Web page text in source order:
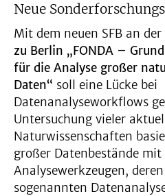
Neue
Mit dem neuen SFB an der
zu Berlin „FONDA –
für die Analyse großer
Daten“ soll eine Lücke bei
Datenanalyseworkflows
Untersuchung vieler
Naturwissenschaften
großer Datenbestände
Analysewerkzeugen,
sogenannten